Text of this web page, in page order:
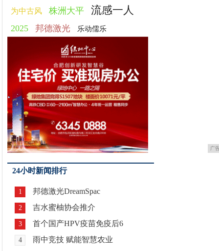
为中古风 株洲大平 流感一人
2025 邦德激光 乐动儒乐
广
24小时新闻排行
1 邦德激光DreamSpac
2 吉水蜜柚协会推介
3 首个国产HPV疫苗免疫后6
4 雨中竞技 赋能智慧农业